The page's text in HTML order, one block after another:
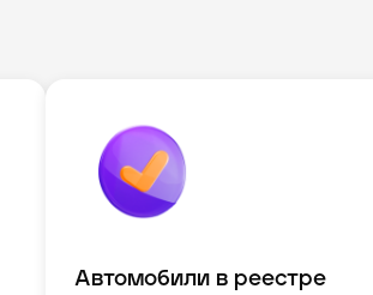
Автомобили в реестре